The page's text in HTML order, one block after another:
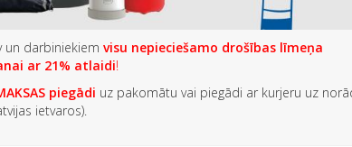
un darbiniekiemvisu nepieciešamo drošības līmeņa
ar 21% atlaidi!
piegādi uz pakomātu vai piegādi ar kurjeru uz
ietvaros).